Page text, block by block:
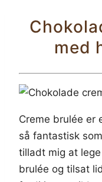
med
Creme brulée er
så fantastisk
tilladt mig at
brulée og tilsat